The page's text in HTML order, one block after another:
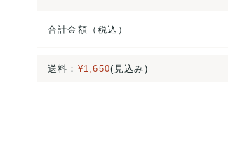
合計金額（税込）
送料： ¥1,650(見込み)